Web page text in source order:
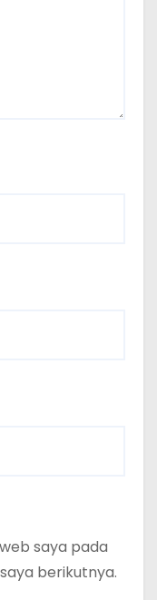
saya pada
berikutnya.